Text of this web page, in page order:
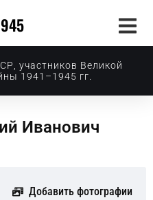
участников Великой
1941–1945 гг.
Иванович
Добавить фотографии